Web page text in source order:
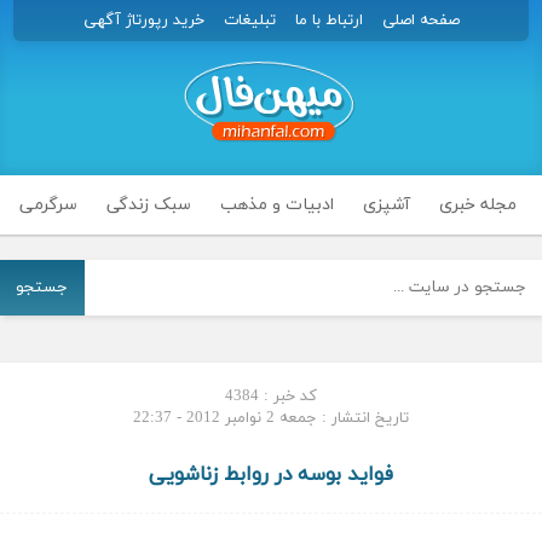
صفحه اصلی ارتباط با ما تبلیغات خرید رپورتاژ آگهی
مجله خبری آشپزی ادبیات و مذهب سبک زندگی سرگرمی
جستجو
کد خبر : 4384
تاریخ انتشار : جمعه 2 نوامبر 2012 - 22:37
فواید بوسه در روابط زناشویی